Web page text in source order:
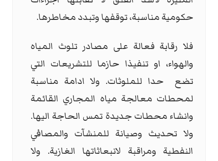
حكومية مناسبة، توقفها وتبدد مخاطرها.
فلا رقابة فعالة على مصادر تلوث المياه
والهواء، او تنفيذا حازما للتشريعات التي
تضع حدا للملوثات. ولا ادامة مناسبة
لمحطات معالجة مياه المجاري القائمة
وانشاء محطات جديدة تمس الحاجة اليها.
ولا تحديث وصيانة للمنشآت والمصافي
النفطية ومراقبة لانبعاثاتها الغازية. ولا